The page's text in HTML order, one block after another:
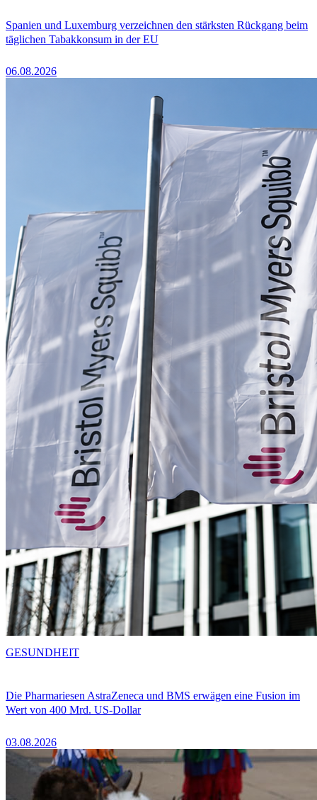
Spanien und Luxemburg verzeichnen den stärksten Rückgang beim
täglichen Tabakkonsum in der EU
06.08.2026
Die Pharmariesen AstraZeneca und BMS erwägen eine Fusion im
Wert von 400 Mrd. US-Dollar
03.08.2026
GESUNDHEIT